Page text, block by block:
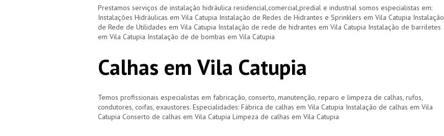
Prestamos serviços de instalação hidráulica residencial,comercial,predial e industrial somos especialistas em:
Instalações Hidráulicas em Vila Catupia Instalação de Redes de Hidrantes e Sprinklers em Vila Catupia Instalação
de Rede de Utilidades em Vila Catupia Instalação de rede de hidrantes em Vila Catupia Instalação de barriletes
em Vila Catupia Instalação de de bombas em Vila Catupia
Calhas em Vila Catupia
Temos profissionais especialistas em fabricação, conserto, manutenção, reparo e limpeza de calhas, rufos,
condutores, coifas, exaustores. Especialidades: Fábrica de calhas em Vila Catupia Instalação de calhas em Vila
Catupia Conserto de calhas em Vila Catupia Limpeza de calhas em Vila Catupia